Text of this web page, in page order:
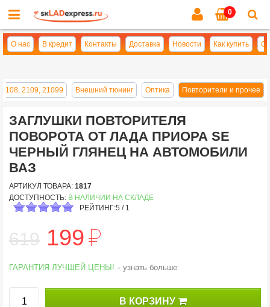
0
О нас В кредит Контакты Доставка Новости Как купить
2109, 21099 Внешний тюнинг Оптика Повторители и прочее
ЗАГЛУШКИ ПОВТОРИТЕЛЯ
ПОВОРОТА ОТ ЛАДА ПРИОРА SE
ЧЕРНЫЙ ГЛЯНЕЦ НА АВТОМОБИЛИ
ВАЗ
АРТИКУЛ ТОВАРА: 1817
ДОСТУПНОСТЬ: В НАЛИЧИИ НА СКЛАДЕ
РЕЙТИНГ:5 / 1
619 199й
ГАРАНТИЯ ЛУЧШЕЙ ЦЕНЫ! - узнать больше
В КОРЗИНУ